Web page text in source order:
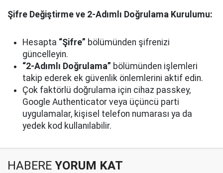
Şifre Değiştirme ve 2-Adımlı Doğrulama Kurulumu:
Hesapta “Şifre” bölümünden şifrenizi
güncelleyin.
“2-Adımlı Doğrulama” bölümünden işlemleri
takip ederek ek güvenlik önlemlerini aktif edin.
Çok faktörlü doğrulama için cihaz passkey,
Google Authenticator veya üçüncü parti
uygulamalar, kişisel telefon numarası ya da
yedek kod kullanılabilir.
HABERE YORUM KAT